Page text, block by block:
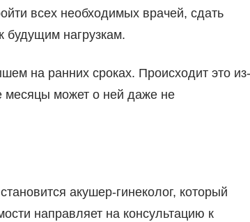
всех необходимых врачей, сдать
будущим нагрузкам.
на ранних сроках. Происходит это из-
месяцы может о ней даже не
акушер-гинеколог, который
направляет на консультацию к